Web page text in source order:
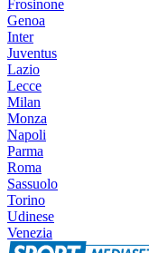
Frosinone
Genoa
Inter
Juventus
Lazio
Lecce
Milan
Monza
Napoli
Parma
Roma
Sassuolo
Torino
Udinese
Venezia